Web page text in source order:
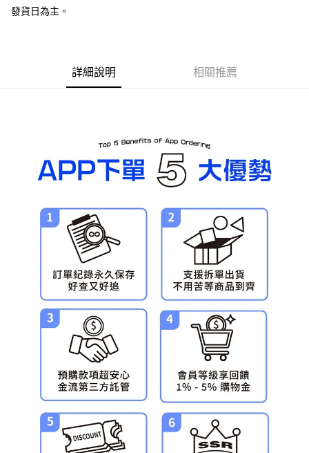
預購-7-11取貨付款(舊)
每筆NT$90，滿NT$3,000(含以上)免運費
預購-宅配(舊)
每筆NT$120，滿NT$3,000(含以上)免運費
預購-宅配(離島)(舊)
每筆NT$160，滿NT$3,000(含以上)免運費
東海門市自取，需自備購物袋取貨唷。
發貨日為主。
詳細說明 相關推薦